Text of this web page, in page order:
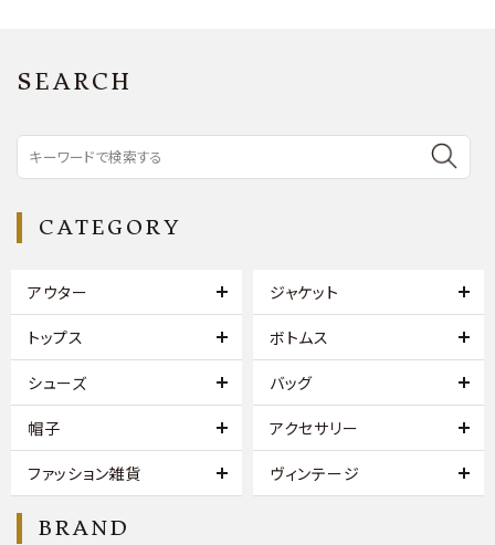
SEARCH
CATEGORY
アウター ジャケット
トップス ボトムス
シューズ バッグ
帽子 アクセサリー
ファッション雑貨 ヴィンテージ
BRAND